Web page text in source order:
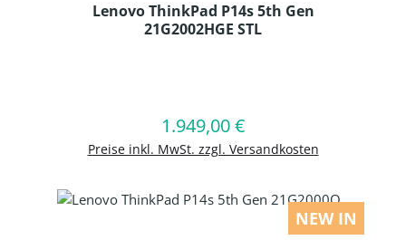
Lenovo ThinkPad P14s 5th Gen
21G2002HGE STL
Regulärer Preis:
1.949,00 €
Preise inkl. MwSt. zzgl. Versandkosten
In den Warenkorb
NEW IN